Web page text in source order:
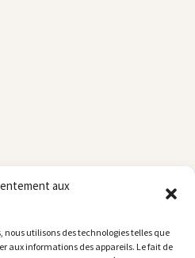
aux
nous utilisons des technologies telles que
aux informations des appareils. Le fait de